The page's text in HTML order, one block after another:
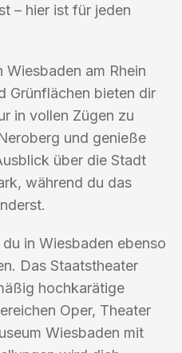
– hier ist für jeden
Wiesbaden am Rhein
Grünflächen bieten dir
in vollen Zügen zu
und genieße
über die Stadt
während du das
in Wiesbaden ebenso
Das Staatstheater
hochkarätige
Oper, Theater
Wiesbaden mit